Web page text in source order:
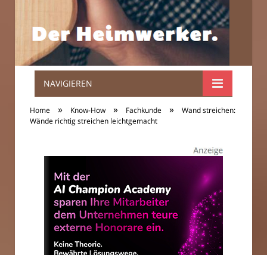
Der
Heimwerker.
NAVIGIEREN
Home » Know-How » Fachkunde »
Wand streichen:
Wände richtig streichen leichtgemacht